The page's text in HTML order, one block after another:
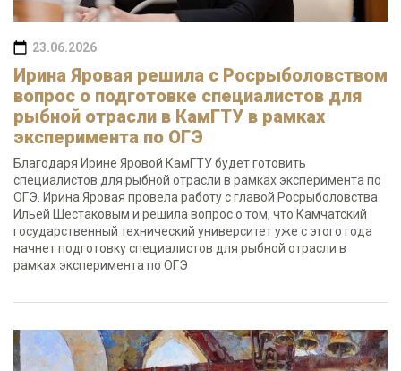
23.06.2026
Ирина Яровая решила с Росрыболовством
вопрос о подготовке специалистов для
рыбной отрасли в КамГТУ в рамках
эксперимента по ОГЭ
Благодаря Ирине Яровой КамГТУ будет готовить
специалистов для рыбной отрасли в рамках эксперимента по
ОГЭ. Ирина Яровая провела работу с главой Росрыболовства
Ильей Шестаковым и решила вопрос о том, что Камчатский
государственный технический университет уже с этого года
начнет подготовку специалистов для рыбной отрасли в
рамках эксперимента по ОГЭ